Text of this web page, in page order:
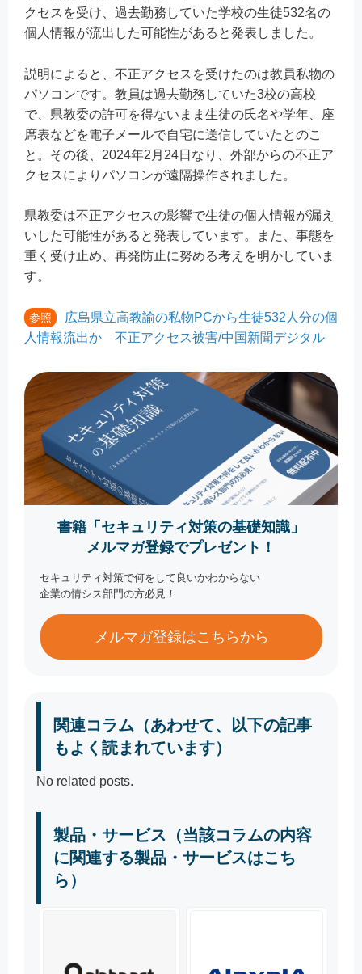
クセスを受け、過去勤務していた学校の生徒532名の
個人情報が流出した可能性があると発表しました。
説明によると、不正アクセスを受けたのは教員私物の
パソコンです。教員は過去勤務していた3校の高校
で、県教委の許可を得ないまま生徒の氏名や学年、座
席表などを電子メールで自宅に送信していたとのこ
と。その後、2024年2月24日なり、外部からの不正ア
クセスによりパソコンが遠隔操作されました。
県教委は不正アクセスの影響で生徒の個人情報が漏え
いした可能性があると発表しています。また、事態を
重く受け止め、再発防止に努める考えを明かしていま
す。
参照
広島県立高教諭の私物PCから生徒532人分の個
人情報流出か 不正アクセス被害/中国新聞デジタル
書籍「セキュリティ対策の基礎知識」
メルマガ登録でプレゼント！
セキュリティ対策で何をして良いかわからない
企業の情シス部門の方必見！
メルマガ登録はこちらから
関連コラム（あわせて、以下の記事
もよく読まれています）
No related posts.
製品・サービス（当該コラムの内容
に関連する製品・サービスはこち
ら）